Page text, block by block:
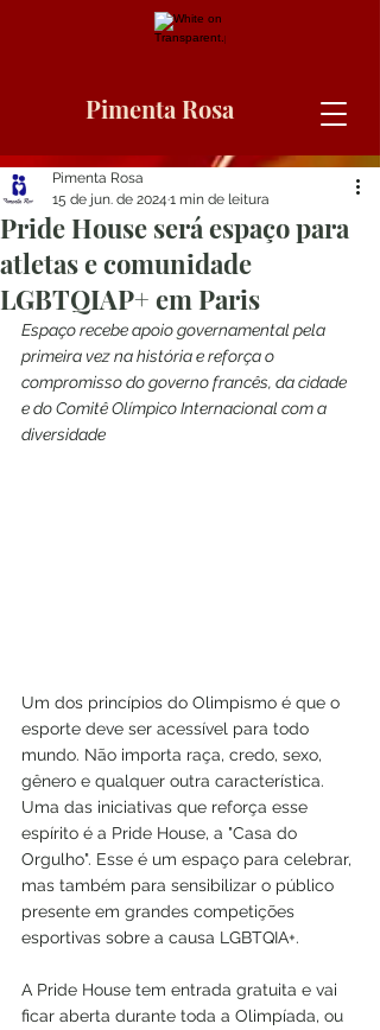
Pimenta Rosa
Pride House será espaço para
atletas e comunidade
LGBTQIAP+ em Paris
Pimenta Rosa
15 de jun. de 2024 1 min de leitura
Espaço recebe apoio governamental pela
primeira vez na história e reforça o
compromisso do governo francês, da cidade
e do Comitê Olímpico Internacional com a
diversidade
Um dos princípios do Olimpismo é que o
esporte deve ser acessível para todo
mundo. Não importa raça, credo, sexo,
gênero e qualquer outra característica.
Uma das iniciativas que reforça esse
espírito é a Pride House, a "Casa do
Orgulho". Esse é um espaço para celebrar,
mas também para sensibilizar o público
presente em grandes competições
esportivas sobre a causa LGBTQIA+.
A Pride House tem entrada gratuita e vai
ficar aberta durante toda a Olimpíada, ou